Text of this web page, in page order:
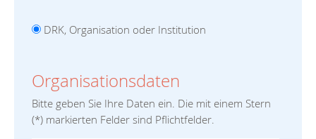
DRK, Organisation oder Institution
Organisationsdaten
Bitte geben Sie Ihre Daten ein. Die mit einem Stern
(*) markierten Felder sind Pflichtfelder.